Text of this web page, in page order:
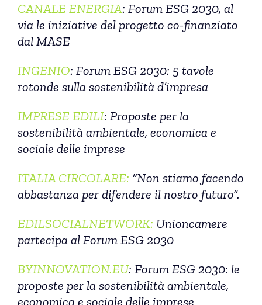
CANALE ENERGIA: Forum ESG 2030, al
via le iniziative del progetto co-finanziato
dal MASE
INGENIO: Forum ESG 2030: 5 tavole
rotonde sulla sostenibilità d’impresa
IMPRESE EDILI: Proposte per la
sostenibilità ambientale, economica e
sociale delle imprese
ITALIA CIRCOLARE: “Non stiamo facendo
abbastanza per difendere il nostro futuro”.
EDILSOCIALNETWORK: Unioncamere
partecipa al Forum ESG 2030
BYINNOVATION.EU: Forum ESG 2030: le
proposte per la sostenibilità ambientale,
economica e sociale delle imprese